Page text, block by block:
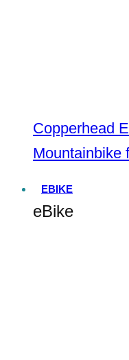
Copperhead
Mountainbike
EBIKE
eBike